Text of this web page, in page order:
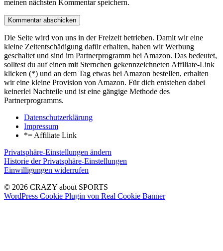
meinen nächsten Kommentar speichern.
Die Seite wird von uns in der Freizeit betrieben. Damit wir eine
kleine Zeitentschädigung dafür erhalten, haben wir Werbung
geschaltet und sind im Partnerprogramm bei Amazon. Das bedeutet,
solltest du auf einen mit Sternchen gekennzeichneten Affiliate-Link
klicken (*) und an dem Tag etwas bei Amazon bestellen, erhalten
wir eine kleine Provision von Amazon. Für dich entstehen dabei
keinerlei Nachteile und ist eine gängige Methode des
Partnerprogramms.
Datenschutzerklärung
Impressum
*= Affiliate Link
Privatsphäre-Einstellungen ändern
Historie der Privatsphäre-Einstellungen
Einwilligungen widerrufen
© 2026 CRAZY about SPORTS
WordPress Cookie Plugin von Real Cookie Banner